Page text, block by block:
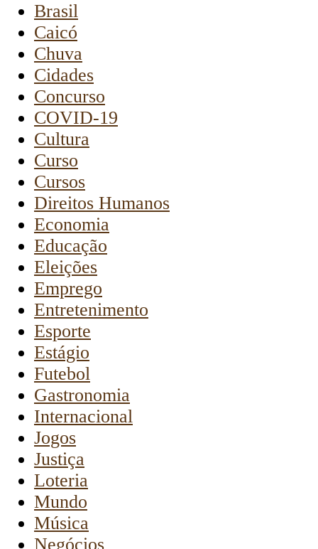
Brasil
Caicó
Chuva
Cidades
Concurso
COVID-19
Cultura
Curso
Cursos
Direitos Humanos
Economia
Educação
Eleições
Emprego
Entretenimento
Esporte
Estágio
Futebol
Gastronomia
Internacional
Jogos
Justiça
Loteria
Mundo
Música
Negócios